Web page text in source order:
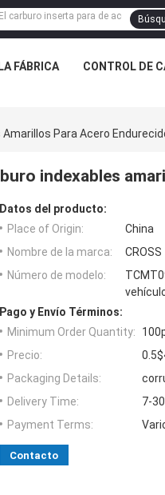
FÁBRICA CONTROL DE
Para Acero
indexables
Datos del producto:
Place of Origin:
China
Nombre de la marca:
CROSS
Número de modelo:
Pago y Envío Términos:
Minimum Order Quantity:
Precio:
Packaging Details:
Delivery Time:
7-
Payment Terms:
Contacto